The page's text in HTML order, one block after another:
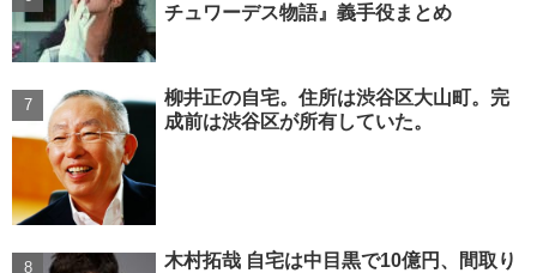
チュワーデス物語』義手役まとめ
柳井正の自宅。住所は渋谷区大山町。完
成前は渋谷区が所有していた。
木村拓哉 自宅は中目黒で10億円、間取り